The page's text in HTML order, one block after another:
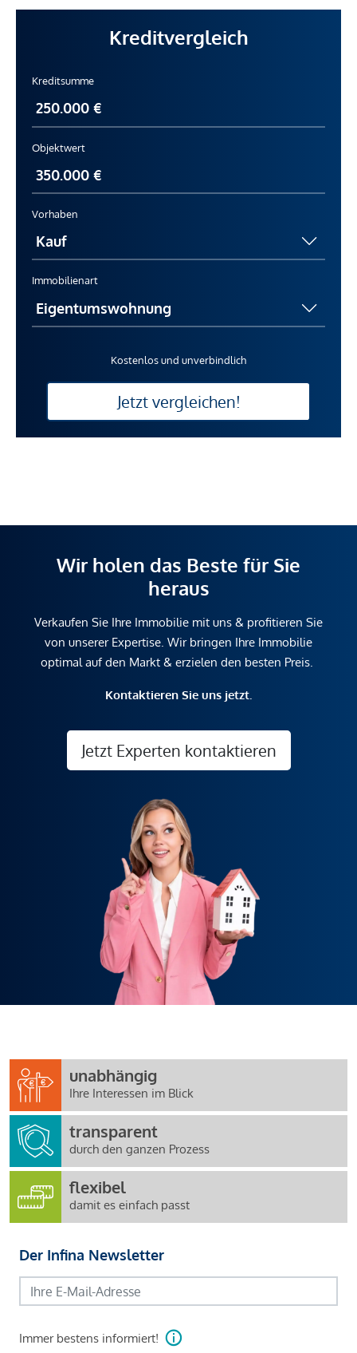
Kreditvergleich
Kreditsumme
Objektwert
Vorhaben
Immobilienart
Kostenlos und unverbindlich
Jetzt vergleichen!
Wir holen das Beste für Sie
heraus
Verkaufen Sie Ihre Immobilie mit uns & profitieren Sie
von unserer Expertise. Wir bringen Ihre Immobilie
optimal auf den Markt & erzielen den besten Preis.
Kontaktieren Sie uns jetzt.
Jetzt Experten kontaktieren
unabhängig
Ihre Interessen im Blick
transparent
durch den ganzen Prozess
flexibel
damit es einfach passt
Der Infina Newsletter
Immer bestens informiert!